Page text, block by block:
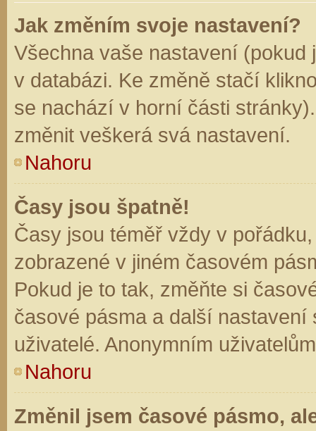
Jak změním svoje nastavení?
Všechna vaše nastavení (pokud
v databázi. Ke změně stačí
se nachází v horní části
změnit veškerá svá nastavení.
Nahoru
Časy jsou špatně!
Časy jsou téměř vždy v
zobrazené v jiném časovém
Pokud je to tak, změňte si
časové pásma a další
uživatelé. Anonymním
Nahoru
Změnil jsem časové pásmo,